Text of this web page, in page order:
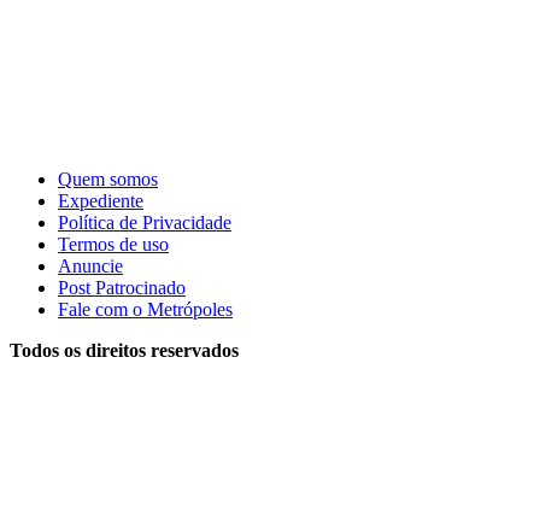
Quem somos
Expediente
Política de Privacidade
Termos de uso
Anuncie
Post Patrocinado
Fale com o Metrópoles
Todos os direitos reservados